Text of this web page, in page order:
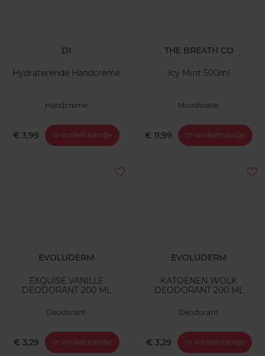
DI
Hydraterende Handcrème
Handcreme
€ 3,99 In winkelmandje
THE BREATH CO
Icy Mint 500ml
Mondwater
€ 11,99 In winkelmandje
EVOLUDERM
EXQUISE VANILLE
DEODORANT 200 ML
Deodorant
€ 3,29 In winkelmandje
EVOLUDERM
KATOENEN WOLK
DEODORANT 200 ML
Deodorant
€ 3,29 In winkelmandje